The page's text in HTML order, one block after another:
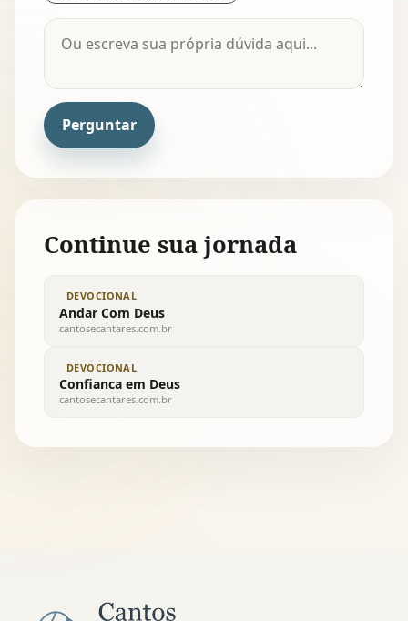
Perguntar
Continue sua jornada
DEVOCIONAL
Andar Com Deus
cantosecantares.com.br
DEVOCIONAL
Confianca em Deus
cantosecantares.com.br